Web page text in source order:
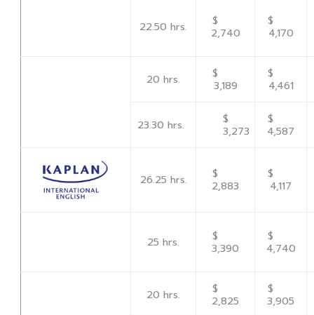
22.50 hrs.
$
2,740
$
4,170
20 hrs.
$
3,189
$
4,461
23.30 hrs.
$
3,273
$
4,587
26.25 hrs.
$
2,883
$
4,117
25 hrs.
$
3,390
$
4,740
20 hrs.
$
2,825
$
3,905